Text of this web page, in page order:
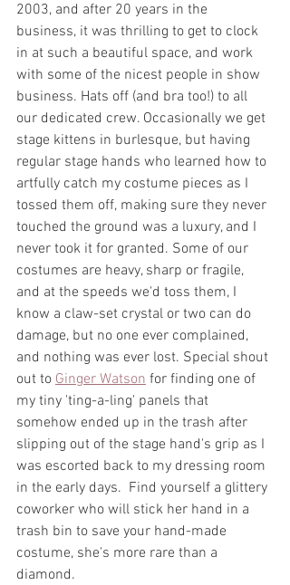
2003, and after 20 years in the
business, it was thrilling to get to clock
in at such a beautiful space, and work
with some of the nicest people in show
business. Hats off (and bra too!) to all
our dedicated crew. Occasionally we get
stage kittens in burlesque, but having
regular stage hands who learned how to
artfully catch my costume pieces as I
tossed them off, making sure they never
touched the ground was a luxury, and I
never took it for granted. Some of our
costumes are heavy, sharp or fragile,
and at the speeds we'd toss them, I
know a claw-set crystal or two can do
damage, but no one ever complained,
and nothing was ever lost. Special shout
out to Ginger Watson for finding one of
my tiny 'ting-a-ling' panels that
somehow ended up in the trash after
slipping out of the stage hand's grip as I
was escorted back to my dressing room
in the early days.  Find yourself a glittery
coworker who will stick her hand in a
trash bin to save your hand-made
costume, she's more rare than a
diamond.